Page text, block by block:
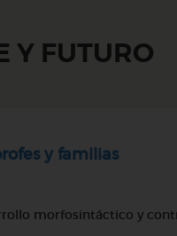
Y FUTURO
morfosintáctico y